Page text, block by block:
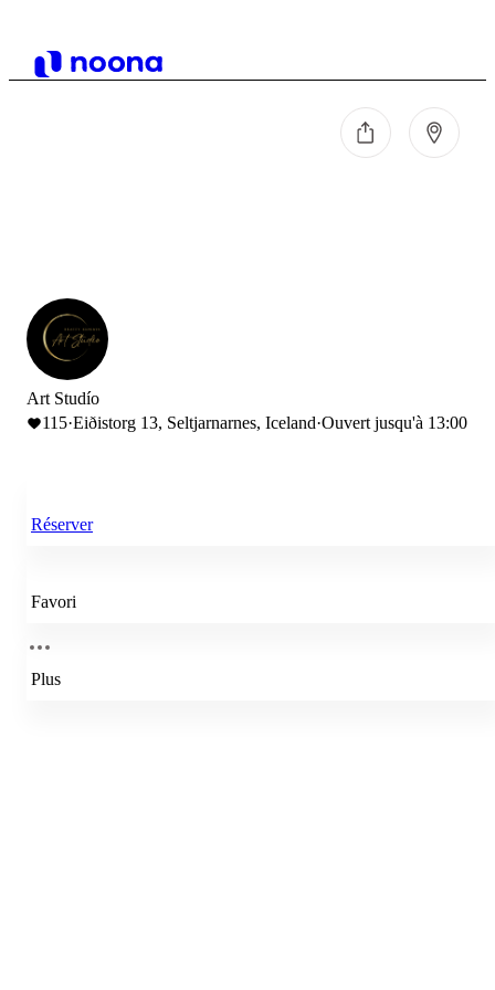
Art Studío
115·Eiðistorg 13, Seltjarnarnes, Iceland·Ouvert jusqu'à 13:00
Réserver
Favori
Plus